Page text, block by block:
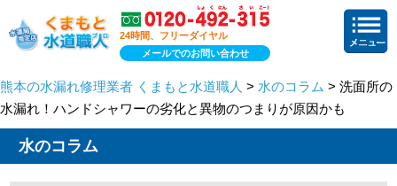
24時間、フリーダイヤル
メールでのお問い合わせ
熊本の水漏れ修理業者 くまもと水道職人 > 水のコラム > 洗面所の
水漏れ！ハンドシャワーの劣化と異物のつまりが原因かも
水のコラム